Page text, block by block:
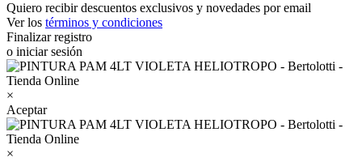
Quiero recibir descuentos exclusivos y novedades por email
Ver los términos y condiciones
Finalizar registro
o iniciar sesión
×
Aceptar
×